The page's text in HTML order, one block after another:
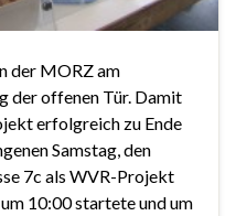
der MORZ am
der offenen Tür. Damit
erfolgreich zu Ende
Samstag, den
7c als WVR-Projekt
10:00 startete und um